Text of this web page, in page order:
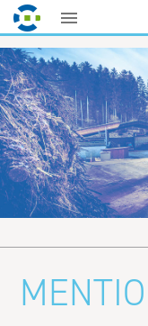
au
contenu